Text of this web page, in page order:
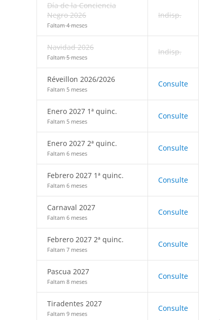
Día de la Conciencia
Negro 2026
Faltam 4 meses
Indisp.
Navidad 2026
Faltam 5 meses
Indisp.
Réveillon 2026/2026
Faltam 5 meses
Consulte
Enero 2027 1ª quinc.
Faltam 5 meses
Consulte
Enero 2027 2ª quinc.
Faltam 6 meses
Consulte
Febrero 2027 1ª quinc.
Faltam 6 meses
Consulte
Carnaval 2027
Faltam 6 meses
Consulte
Febrero 2027 2ª quinc.
Faltam 7 meses
Consulte
Pascua 2027
Faltam 8 meses
Consulte
Tiradentes 2027
Faltam 9 meses
Consulte